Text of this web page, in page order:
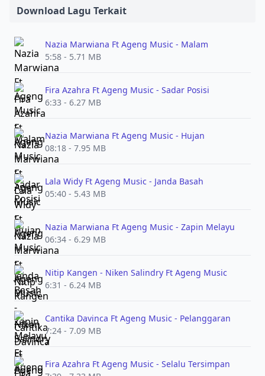
Download Lagu Terkait
Nazia Marwiana Ft Ageng Music - Malam
5:58 - 5.71 MB
Fira Azahra Ft Ageng Music - Sadar Posisi
6:33 - 6.27 MB
Nazia Marwiana Ft Ageng Music - Hujan
08:18 - 7.95 MB
Lala Widy Ft Ageng Music - Janda Basah
05:40 - 5.43 MB
Nazia Marwiana Ft Ageng Music - Zapin Melayu
06:34 - 6.29 MB
Nitip Kangen - Niken Salindry Ft Ageng Music
6:31 - 6.24 MB
Cantika Davinca Ft Ageng Music - Pelanggaran
7:24 - 7.09 MB
Fira Azahra Ft Ageng Music - Selalu Tersimpan